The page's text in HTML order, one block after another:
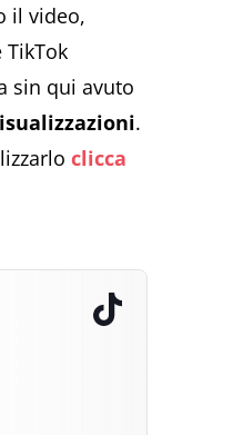
il video,
TikTok
sin qui avuto
.
clicca